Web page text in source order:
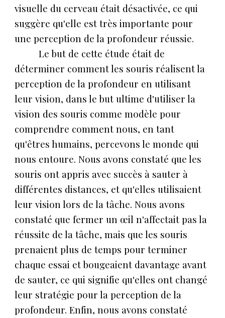
visuelle du cerveau était désactivée, ce qui
suggère qu'elle est très importante pour
une perception de la profondeur réussie.
Le but de cette étude était de
déterminer comment les souris réalisent la
perception de la profondeur en utilisant
leur vision, dans le but ultime d'utiliser la
vision des souris comme modèle pour
comprendre comment nous, en tant
qu'êtres humains, percevons le monde qui
nous entoure. Nous avons constaté que les
souris ont appris avec succès à sauter à
différentes distances, et qu'elles utilisaient
leur vision lors de la tâche. Nous avons
constaté que fermer un œil n'affectait pas la
réussite de la tâche, mais que les souris
prenaient plus de temps pour terminer
chaque essai et bougeaient davantage avant
de sauter, ce qui signifie qu'elles ont changé
leur stratégie pour la perception de la
profondeur. Enfin, nous avons constaté